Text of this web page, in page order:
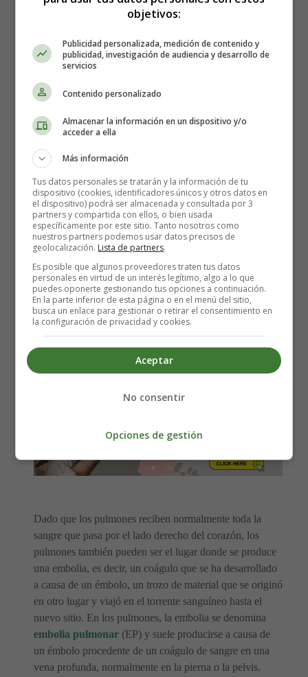
el dióxido de carbono más rápidamente de lo normal
cuando estás moviendo menos aire de un lado a otro
concentración de dióxido de carbono en la sangre
disminuya, lo que a su vez hace que el pH de la sangre
aumente, lo que significa que la sangre se vuelve menos
ácida, más alcalina. Esto se llama alcalosis respiratoria.
Se trata de una alcalosis respiratoria leve, ya que el pH
sólo aumenta ligeramente, pero es un cambio suficiente
para que los riñones lo noten y, con el tiempo,
riñones lo compensan trabajando para que la sangre
sea más ácida.
🤰🏻👶🏻🎁 Crea tulista de nacimiento
actualízala siempre que quieras. Comparte tu lista
con familiares y amigos para que puedan acertar
con el regalo que necesitas ⇓⇓⇓
Dado que los pulmones reciben normalmente toda la
sangre que pasa por el lado derecho del corazón, los
pulmones también pueden ser el lugar donde se produce
una embolia, es decir, un coágulo que se ha desarrollado
a causa de un émbolo, un trozo de material que se originó
en otro lugar y viajó en el torrente sanguíneo hasta el
nuevo sitio. En los pulmones, la embolia se denomina
embolia pulmonar (EP) y suele producirse a causa de
un émbolo procedente de un coágulo de sangre en una
vena profunda, normalmente en la pierna o la pelvis.
objetivos:
Publicidad personalizada, medición de contenido y
publicidad, investigación de audiencia y desarrollo de
servicios
Contenido personalizado
Almacenar la información en un dispositivo y/o
acceder a ella
Más información
Tus datos personales se tratarán y la información de tu
dispositivo (cookies, identificadores únicos y otros datos en
el dispositivo) podrá ser almacenada y consultada por 3
partners y compartida con ellos, o bien usada
específicamente por este sitio. Tanto nosotros como
nuestros partners podemos usar datos precisos de
geolocalización. Lista de partners.
Es posible que algunos proveedores traten tus datos
personales en virtud de un interés legítimo, algo a lo que
puedes oponerte gestionando tus opciones a continuación.
En la parte inferior de esta página o en el menú del sitio,
busca un enlace para gestionar o retirar el consentimiento en
la configuración de privacidad y cookies.
Aceptar
No consentir
Opciones de gestión